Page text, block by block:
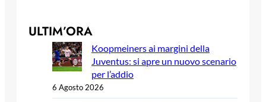
ULTIM’ORA
Koopmeiners ai margini della
Juventus: si apre un nuovo scenario
per l’addio
6 Agosto 2026